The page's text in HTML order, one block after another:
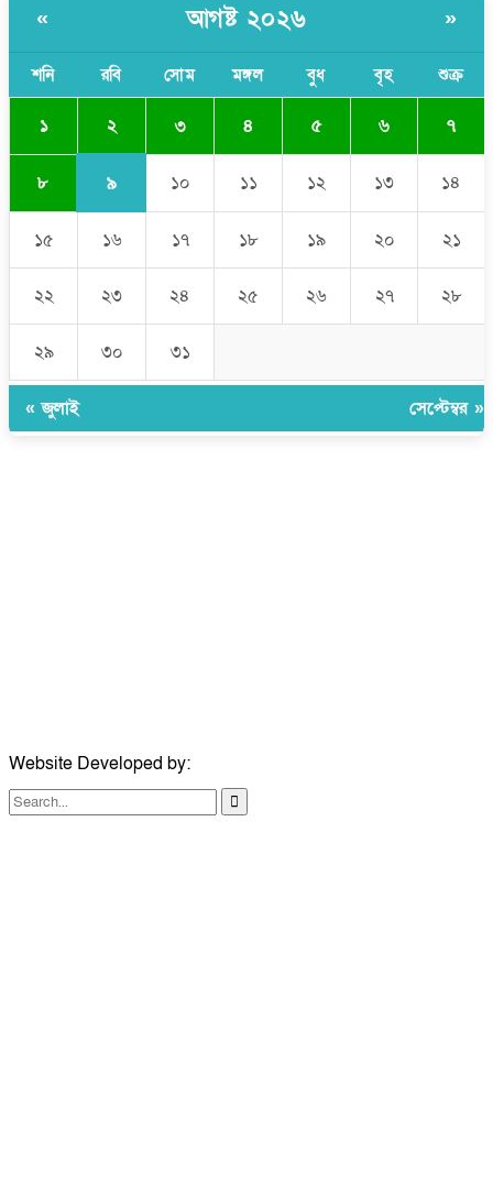
বাংলাদেশী কর্মীদের আকামা নিয়ে বড় সুখবর দিলো সৌদি সরকার
ভারতের পূর্ব সীমান্তে এখন ‘আরেকটি পাকিস্তান’ গড়ে উঠেছে: সজীব
ওয়াজেদ জয়
« আগষ্ট ২০২৬ »
শনি রবি সোম মঙ্গল বুধ বৃহ শুক্র
১ ২ ৩ ৪ ৫ ৬ ৭
৮ ৯ ১০ ১১ ১২ ১৩ ১৪
১৫ ১৬ ১৭ ১৮ ১৯ ২০ ২১
২২ ২৩ ২৪ ২৫ ২৬ ২৭ ২৮
২৯ ৩০ ৩১
« জুলাই সেপ্টেম্বর »
Website Developed by: